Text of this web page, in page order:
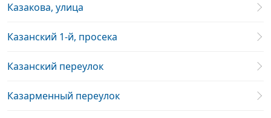
Казакова, улица
Казанский 1-й, просека
Казанский переулок
Казарменный переулок